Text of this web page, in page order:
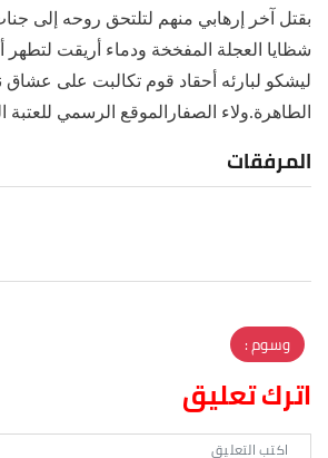
بقتل آخر إرهابي منهم لتلتحق روحه إلى
شظايا العجلة المفخخة ودماء أريقت
ليشكو لبارئه أحقاد قوم تكالبت على عشاق
الطاهرة.ولاء الصفارالموقع الرسمي للعتبة
المرفقات
وسوم :
اترك تعليق